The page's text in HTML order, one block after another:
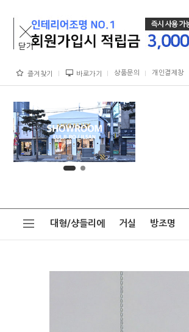
즐겨찾기 바로가기 상품문의 개인결제창
대형/샹들리에 거실 방조명